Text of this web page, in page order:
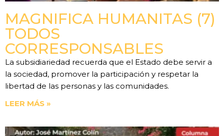
MAGNIFICA HUMANITAS (7)
TODOS
CORRESPONSABLES
La subsidiariedad recuerda que el Estado debe servir a
la sociedad, promover la participación y respetar la
libertad de las personas y las comunidades.
LEER MÁS »